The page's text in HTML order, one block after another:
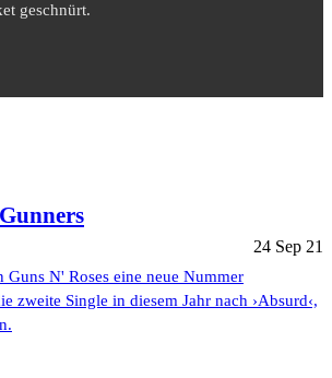
geschnürt.
24 Sep 21
Guns N' Roses eine neue Nummer
zweite Single in diesem Jahr nach ›Absurd‹,